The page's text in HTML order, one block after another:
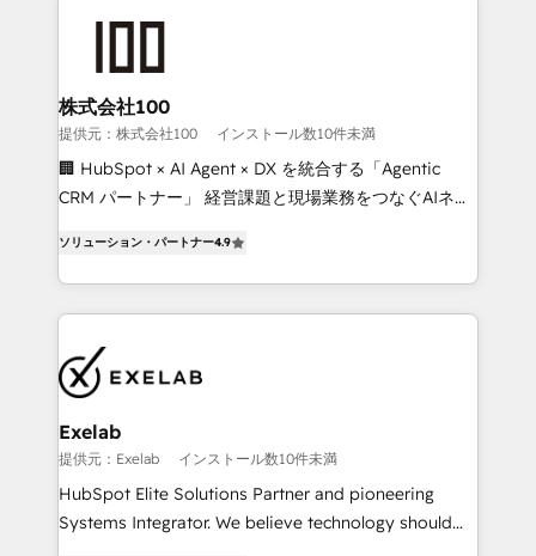
combines strong technical execution with real
business perspective. Many of our consultants have
scaled businesses themselves, giving us a practical
understanding of what owners and operators need
as their systems, data, and processes evolve. Since
range of industries, including healthcare, software,
B2B services, manufacturing, financial services and
on delivering clean, scalable, AI-ready systems that
create long-term value and a consistently strong
株式会社100
提供元：株式会社100 インストール数10件未満
🏢 HubSpot × AI Agent × DX を統合する「Agentic
CRM パートナー」 経営課題と現場業務をつなぐAIネイ
力で顧客フロント業務を再設計します。 💡 100inc は何
をする会社か？ HubSpotを共通基盤に、AIエージェン
トを組み込んだ顧客フロント業務（マーケティング・営
ィブ・エージェンシーです。事業部・グループ会社・部
門が分立する組織で、データと業務プロセスのサイロ化
を、CRMを軸とした全社共通基盤に再構築します。意
思決定者・PMO・現場担当者に並走します。 1️⃣
HubSpot導入・活用支援 顧客データの一元化から、
GTMの見える化・自動化まで。全Hub統合運用、デー
ソリューション・パートナー4.9
Exelab
提供元：Exelab インストール数10件未満
HubSpot Elite Solutions Partner and pioneering
Systems Integrator. We believe technology should